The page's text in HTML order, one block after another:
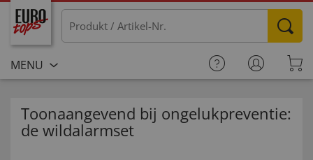
MENU
Toonaangevend bij ongelukpreventie:
de wildalarmset